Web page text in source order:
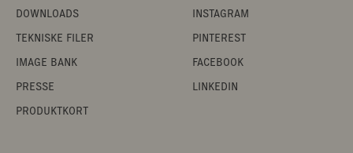
DOWNLOADS
TEKNISKE FILER
IMAGE BANK
PRESSE
PRODUKTKORT
INSTAGRAM
PINTEREST
FACEBOOK
LINKEDIN